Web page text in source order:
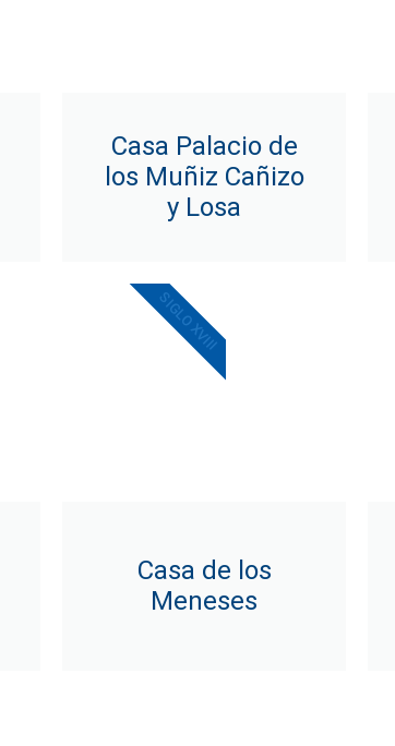
Casa Palacio de
los Muñiz Cañizo
y Losa
Casa de los
Meneses
SIGLO XVIII